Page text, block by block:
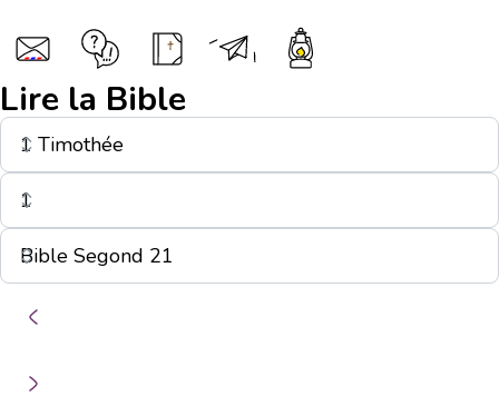
Lire la Bible